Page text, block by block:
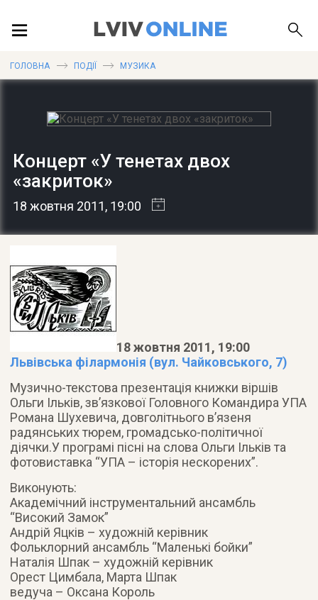
ПУБЛІКАЦІЇ
ГОЛОВНА ПОДІЇ МУЗИКА
Концерт «У тенетах двох
«закриток»
18 жовтня 2011, 19:00
18 жовтня 2011, 19:00
Львівська філармонія (вул. Чайковського, 7)
Музично-текстова презентація книжки віршів
Ольги Ільків, зв’язкової Головного Командира УПА
Романа Шухевича, довголітнього в’язеня
радянських тюрем, громадсько-політичної
діячки.У програмі пісні на слова Ольги Ільків та
фотовиставка “УПА – історія нескорених”.
Виконують:
Академічний інструментальний ансамбль
“Високий Замок”
Андрій Яцків – художній керівник
Фольклорний ансамбль “Маленькі бойки”
Наталія Шпак – художній керівник
Орест Цимбала, Марта Шпак
ведуча – Оксана Король